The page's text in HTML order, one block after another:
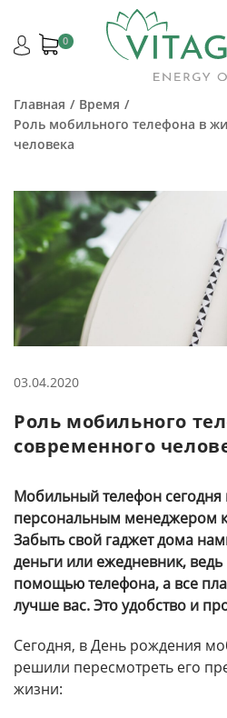
0
Главная
Время
Роль мобильного телефона в
человека
03.04.2020
Роль мобильного
современного
Мобильный телефон
персональным менеджером
Забыть свой гаджет дома
деньги или ежедневник,
помощью телефона, а все
лучше вас. Это удобство и
Сегодня, в День рождения
решили пересмотреть его
жизни: